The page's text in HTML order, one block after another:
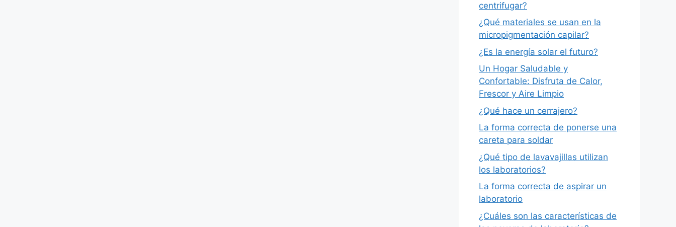
centrifugar?
¿Qué materiales se usan en la
micropigmentación capilar?
¿Es la energía solar el futuro?
Un Hogar Saludable y
Confortable: Disfruta de Calor,
Frescor y Aire Limpio
¿Qué hace un cerrajero?
La forma correcta de ponerse una
careta para soldar
¿Qué tipo de lavavajillas utilizan
los laboratorios?
La forma correcta de aspirar un
laboratorio
¿Cuáles son las características de